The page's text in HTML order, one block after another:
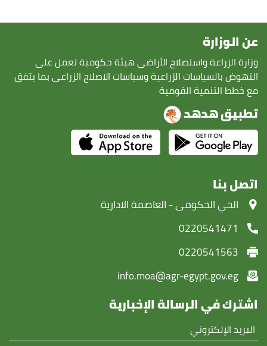
عن الوزارة
وزارة الزراعة واستصلاح الأراضى هيئة حكومية تعمل على
النهوض بالسياسات الزراعية وسياسات الاصلاح الزراعى بما يتفق
مع خطط التنمية القومية
تطبيق هدهد
اتصل بنا
‏الحي الحكومى - العاصمة الادارية
0220541471
0220541563
info.moa@agr-egypt.gov.eg
اشترك في الرسالة الإخبارية